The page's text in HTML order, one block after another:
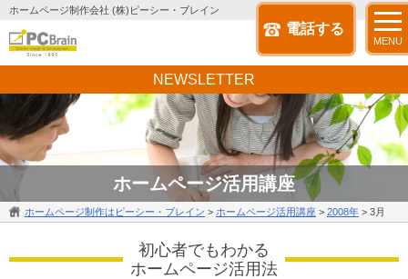
ホームページ制作会社 (株)ピーシー・ブレイン
電話する
MENU
ホームページ活用講座
NEWSLETTER
ホームページ制作はピーシー・ブレイン > ホームページ活用講座 > 2008年 > 3月
初心者でもわかる
ホームページ活用法